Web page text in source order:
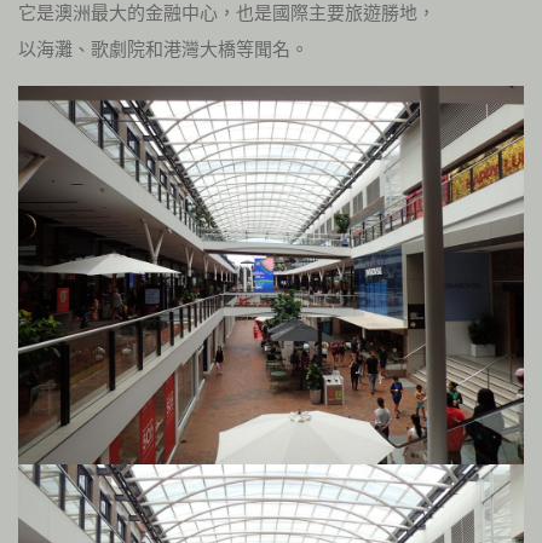
它是澳洲最大的金融中心，也是國際主要旅遊勝地，
以海灘、歌劇院和港灣大橋等聞名。